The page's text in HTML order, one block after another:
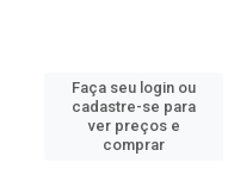
Faça seu login ou
cadastre-se para
ver preços e
comprar